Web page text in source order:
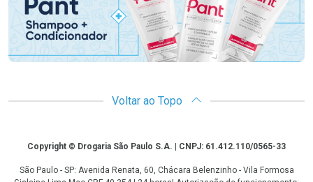
Voltar ao Topo
CopyrightCopyright © Drogaria São Paulo S.A. | CNPJ: 61.412.110/0565-33
São Paulo - SP: Avenida Renata, 60, Chácara Belenzinho - Vila Formosa